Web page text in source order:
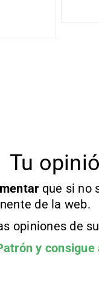
Tu
que si no
de la web.
opiniones de
y consigue